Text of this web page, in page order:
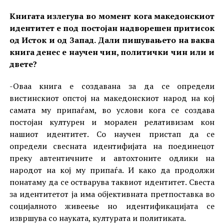
Книгата излегува во момент кога македонскиот
идентитет е под постојан надворешен притисок
од Исток и од Запад. Дали пишувањето на ваква
книга денес е научен чин, политички чин или и
двете?
-Оваа книга е создавана за да се определи
вистинскиот опстој на македонскиот народ на кој
самата му припаѓам, во услови кога се создава
постојан културен и морален релативизам кон
нашиот идентитет. Со научен пристап да се
определи свесната идентифијата на поединецот
преку автентичните и автохтоните одлики на
народот на кој му припаѓа. И како да продолжи
понатаму да се остварува таквиот идентитет. Свеста
за идентитетот ја има објективната претпоставка во
социјалното живеење но идентификацијата се
извршува со науката, културата и политиката.